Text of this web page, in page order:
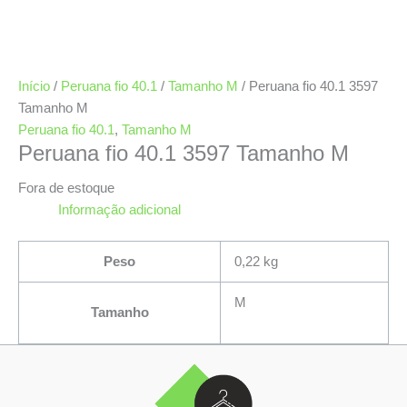
Início / Peruana fio 40.1 / Tamanho M / Peruana fio 40.1 3597
Tamanho M
Peruana fio 40.1 , Tamanho M
Peruana fio 40.1 3597 Tamanho M
Fora de estoque
Informação adicional
Peso 0,22 kg
Tamanho
M